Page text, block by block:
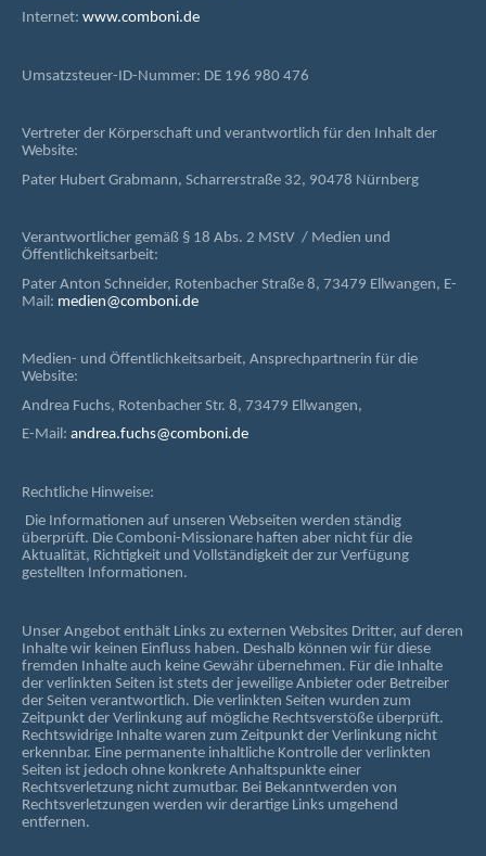
Internet: www.comboni.de
Umsatzsteuer-ID-Nummer: DE 196 980 476
Vertreter der Körperschaft und verantwortlich für den Inhalt der
Website:
Pater Hubert Grabmann, Scharrerstraße 32, 90478 Nürnberg
Verantwortlicher gemäß § 18 Abs. 2 MStV / Medien und
Öffentlichkeitsarbeit:
Pater Anton Schneider, Rotenbacher Straße 8, 73479 Ellwangen, E-
Mail: medien@comboni.de
Medien- und Öffentlichkeitsarbeit, Ansprechpartnerin für die
Website:
Andrea Fuchs, Rotenbacher Str. 8, 73479 Ellwangen,
E-Mail: andrea.fuchs@comboni.de
Rechtliche Hinweise:
Die Informationen auf unseren Webseiten werden ständig
überprüft. Die Comboni-Missionare haften aber nicht für die
Aktualität, Richtigkeit und Vollständigkeit der zur Verfügung
gestellten Informationen.
Unser Angebot enthält Links zu externen Websites Dritter, auf deren
Inhalte wir keinen Einfluss haben. Deshalb können wir für diese
fremden Inhalte auch keine Gewähr übernehmen. Für die Inhalte
der verlinkten Seiten ist stets der jeweilige Anbieter oder Betreiber
der Seiten verantwortlich. Die verlinkten Seiten wurden zum
Zeitpunkt der Verlinkung auf mögliche Rechtsverstöße überprüft.
Rechtswidrige Inhalte waren zum Zeitpunkt der Verlinkung nicht
erkennbar. Eine permanente inhaltliche Kontrolle der verlinkten
Seiten ist jedoch ohne konkrete Anhaltspunkte einer
Rechtsverletzung nicht zumutbar. Bei Bekanntwerden von
Rechtsverletzungen werden wir derartige Links umgehend
entfernen.